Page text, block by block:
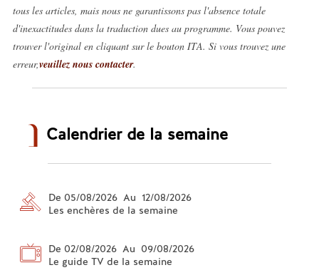
tous les articles, mais nous ne garantissons pas l'absence totale
d'inexactitudes dans la traduction dues au programme. Vous pouvez
trouver l'original en cliquant sur le bouton ITA. Si vous trouvez une
erreur,veuillez nous contacter.
Calendrier de la semaine
De 05/08/2026 Au 12/08/2026
Les enchères de la semaine
De 02/08/2026 Au 09/08/2026
Le guide TV de la semaine